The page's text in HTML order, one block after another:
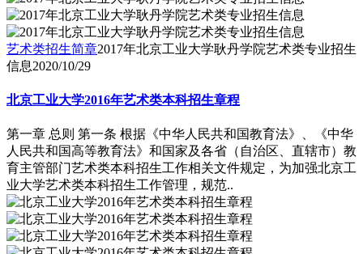
艺术类招生简章2017年北京工业大学耿丹学院艺术类专业招生
信息2020/10/29
北京工业大学2016年艺术类本科招生章程
第一章 总则 第一条 根据《中华人民共和国教育法》、《中华
人民共和国高等教育法》和国家及各省（自治区、直辖市）教
育主管部门艺术类本科招生工作相关文件规定，为加强北京工
业大学艺术类本科招生工作管理，规范..